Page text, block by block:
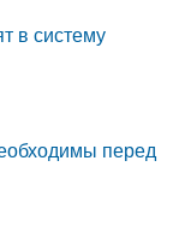
в систему
перед